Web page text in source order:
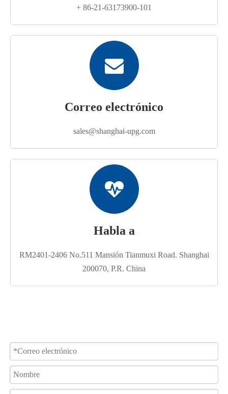
+ 86-21-63173900-101
Correo electrónico
sales@shanghai-upg.com
Habla a
RM2401-2406 No.511 Mansión Tianmuxi Road. Shanghai
200070, P.R. China